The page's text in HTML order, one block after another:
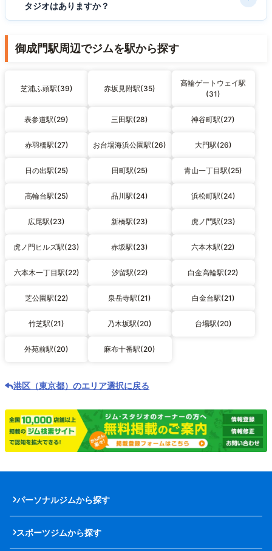
タジオはありますか？
御成門駅周辺でジムを駅から探す
芝浦ふ頭駅(39) 赤坂見附駅(35)
高輪ゲートウェイ駅
(31)
表参道駅(29) 三田駅(28) 神谷町駅(27)
赤羽橋駅(27) お台場海浜公園駅(26) 大門駅(26)
日の出駅(25) 田町駅(25) 青山一丁目駅(25)
高輪台駅(25) 品川駅(24) 浜松町駅(24)
広尾駅(23) 新橋駅(23) 虎ノ門駅(23)
虎ノ門ヒルズ駅(23) 赤坂駅(23) 六本木駅(22)
六本木一丁目駅(22) 汐留駅(22) 白金高輪駅(22)
芝公園駅(22) 泉岳寺駅(21) 白金台駅(21)
竹芝駅(21) 乃木坂駅(20) 台場駅(20)
外苑前駅(20) 麻布十番駅(20)
港区（東京都）のエリア選択に戻る
パーソナルジムから探す
スポーツジムから探す